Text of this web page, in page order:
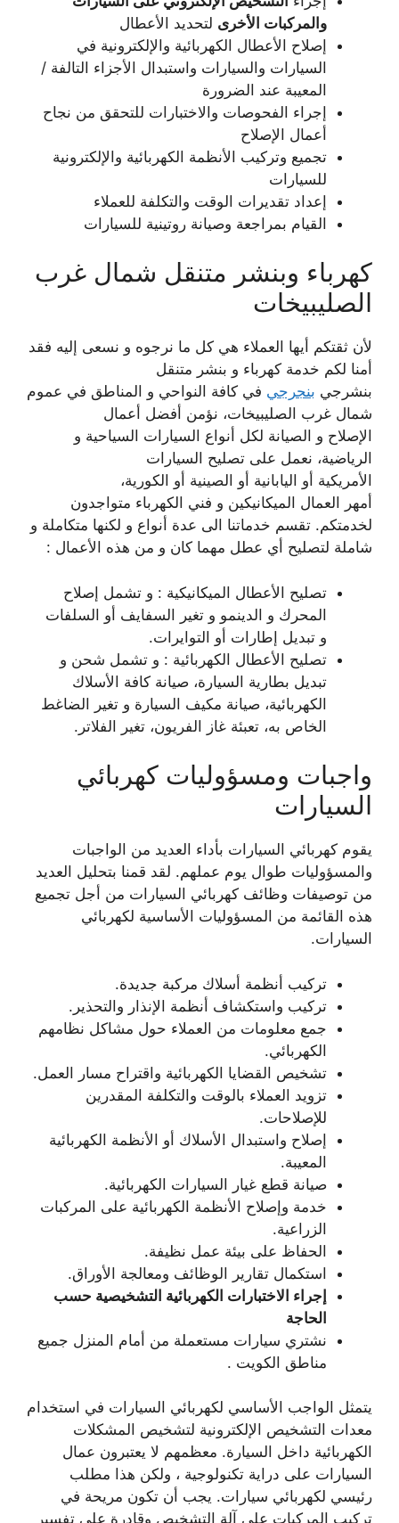
والمركبات الأخرى لتحديد الأعطال
إصلاح الأعطال الكهربائية والإلكترونية في
السيارات والسيارات واستبدال الأجزاء التالفة /
المعيبة عند الضرورة
إجراء الفحوصات والاختبارات للتحقق من نجاح
أعمال الإصلاح
تجميع وتركيب الأنظمة الكهربائية والإلكترونية
للسيارات
إعداد تقديرات الوقت والتكلفة للعملاء
القيام بمراجعة وصيانة روتينية للسيارات
كهرباء وبنشر متنقل شمال غرب
الصليبيخات
لأن ثقتكم أيها العملاء هي كل ما نرجوه و نسعى إليه فقد
أمنا لكم خدمة كهرباء و بنشر متنقل
بنشرجي بنجرجي في كافة النواحي و المناطق في عموم
شمال غرب الصليبيخات، نؤمن أفضل أعمال
الإصلاح و الصيانة لكل أنواع السيارات السياحية و
الرياضية، نعمل على تصليح السيارات
الأمريكية أو اليابانية أو الصينية أو الكورية،
أمهر العمال الميكانيكين و فني الكهرباء متواجدون
لخدمتكم. تقسم خدماتنا الى عدة أنواع و لكنها متكاملة و
شاملة لتصليح أي عطل مهما كان و من هذه الأعمال :
تصليح الأعطال الميكانيكية : و تشمل إصلاح
المحرك و الدينمو و تغير السفايف أو السلفات
و تبديل إطارات أو التوايرات.
تصليح الأعطال الكهربائية : و تشمل شحن و
تبديل بطارية السيارة، صيانة كافة الأسلاك
الكهربائية، صيانة مكيف السيارة و تغير الضاغط
الخاص به، تعبئة غاز الفريون، تغير الفلاتر.
واجبات ومسؤوليات كهربائي
السيارات
يقوم كهربائي السيارات بأداء العديد من الواجبات
والمسؤوليات طوال يوم عملهم. لقد قمنا بتحليل العديد
من توصيفات وظائف كهربائي السيارات من أجل تجميع
هذه القائمة من المسؤوليات الأساسية لكهربائي
السيارات.
تركيب أنظمة أسلاك مركبة جديدة.
تركيب واستكشاف أنظمة الإنذار والتحذير.
جمع معلومات من العملاء حول مشاكل نظامهم
الكهربائي.
تشخيص القضايا الكهربائية واقتراح مسار العمل.
تزويد العملاء بالوقت والتكلفة المقدرين
للإصلاحات.
إصلاح واستبدال الأسلاك أو الأنظمة الكهربائية
المعيبة.
صيانة قطع غيار السيارات الكهربائية.
خدمة وإصلاح الأنظمة الكهربائية على المركبات
الزراعية.
الحفاظ على بيئة عمل نظيفة.
استكمال تقارير الوظائف ومعالجة الأوراق.
إجراء الاختبارات الكهربائية التشخيصية حسب
الحاجة
نشتري سيارات مستعملة من أمام المنزل جميع
مناطق الكويت .
يتمثل الواجب الأساسي لكهربائي السيارات في استخدام
معدات التشخيص الإلكترونية لتشخيص المشكلات
الكهربائية داخل السيارة. معظمهم لا يعتبرون عمال
السيارات على دراية تكنولوجية ، ولكن هذا مطلب
رئيسي لكهربائي سيارات. يجب أن تكون مريحة في
تركيب المركبات على آلة التشخيص وقادرة على تفسير